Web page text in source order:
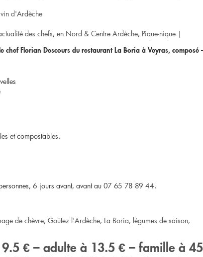
vin d'Ardèche
des chefs, en Nord & Centre Ardèche, Pique-nique |
Florian Descours du restaurant La Boria à Veyras, composé –
et compostables.
6 jours avant, avant au 07 65 78 89 44.
de chèvre, Goûtez l'Ardèche, La Boria, légumes de saison,
€ – adulte à 13.5 € – famille à 45